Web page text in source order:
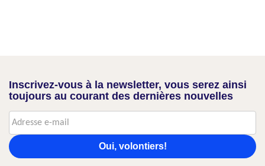
Inscrivez-vous à la newsletter, vous serez ainsi
toujours au courant des dernières nouvelles
Oui, volontiers!